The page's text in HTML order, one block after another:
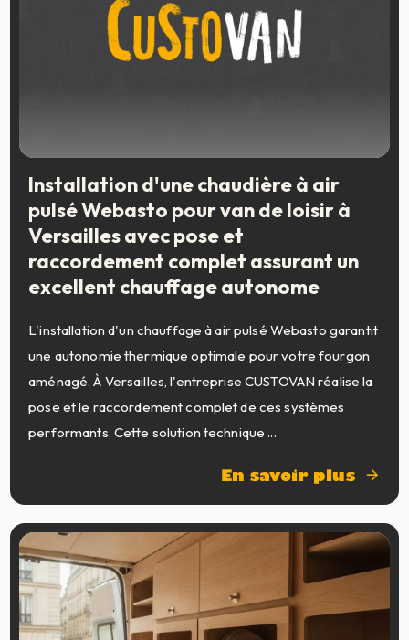
Installation d'une chaudière à air
pulsé Webasto pour van de loisir à
Versailles avec pose et
raccordement complet assurant un
excellent chauffage autonome
L'installation d'un chauffage à air pulsé Webasto garantit
une autonomie thermique optimale pour votre fourgon
aménagé. À Versailles, l'entreprise CUSTOVAN réalise la
pose et le raccordement complet de ces systèmes
performants. Cette solution technique ...
En savoir plus